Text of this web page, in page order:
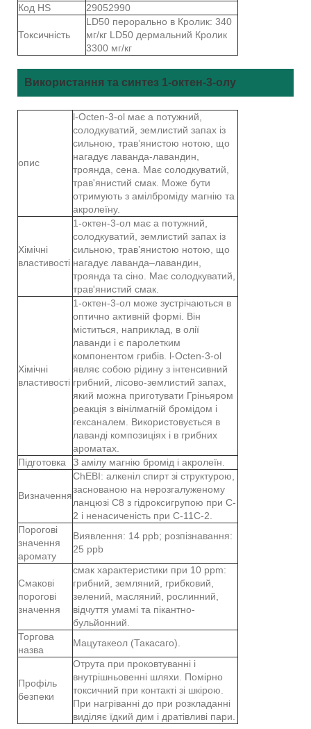
Код HS 29052990
Токсичність
LD50 перорально в Кролик: 340
мг/кг LD50 дермальний Кролик
3300 мг/кг
Використання та синтез 1-октен-3-олу
опис
l-Octen-3-ol має a потужний,
солодкуватий, землистий запах із
сильною, трав’янистою нотою, що
нагадує лаванда-лавандин,
троянда, сена. Має солодкуватий,
трав'янистий смак. Може бути
отримують з амілброміду магнію та
акролеїну.
Хімічні
властивості
1-октен-3-ол має a потужний,
солодкуватий, землистий запах із
сильною, трав’янистою нотою, що
нагадує лаванда–лавандин,
троянда та сіно. Має солодкуватий,
трав'янистий смак.
Хімічні
властивості
1-октен-3-ол може зустрічаються в
оптично активній формі. Він
міститься, наприклад, в олії
лаванди і є паролетким
компонентом грибів. l-Octen-3-ol
являє собою рідину з інтенсивний
грибний, лісово-землистий запах,
який можна приготувати Гріньяром
реакція з вінілмагній бромідом і
гексаналем. Використовується в
лаванді композиціях і в грибних
ароматах.
Підготовка
З амілу магнію бромід і акролеїн.
Визначення
ChEBI: алкеніл спирт зі структурою,
заснованою на нерозгалуженому
ланцюзі С8 з гідроксигрупою при C-
2 і ненасиченість при C-11C-2.
Порогові
значення
аромату
Виявлення: 14 ppb; розпізнавання:
25 ppb
Смакові
порогові
значення
смак характеристики при 10 ppm:
грибний, земляний, грибковий,
зелений, масляний, рослинний,
відчуття умамі та пікантно-
бульйонний.
Торгова
назва
Мацутакеол (Такасаго).
Профіль
безпеки
Отрута при проковтуванні і
внутрішньовенні шляхи. Помірно
токсичний при контакті зі шкірою.
При нагріванні до при розкладанні
виділяє їдкий дим і дратівливі пари.